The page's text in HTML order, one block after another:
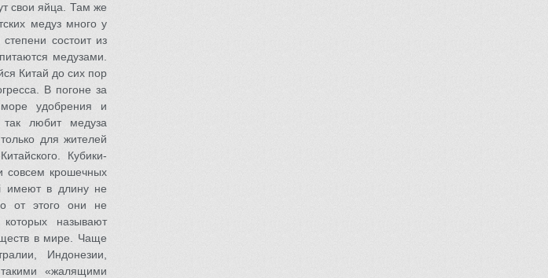
свои яйца. Там же
медуз много у
состоит из
медузами.
Китай до сих пор
В погоне за
удобрения и
так любит медуза
для жителей
Кубики-
совсем крошечных
имеют в длину не
от этого они не
называют
в мире. Чаще
Индонезии,
«жалящими